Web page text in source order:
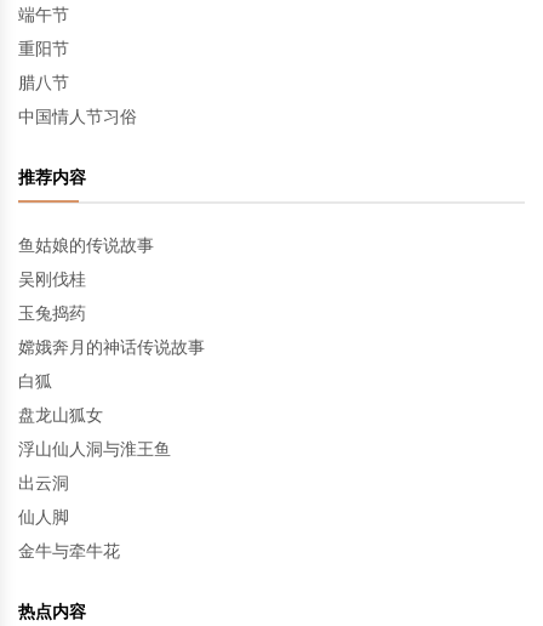
端午节
重阳节
腊八节
中国情人节习俗
推荐内容
鱼姑娘的传说故事
吴刚伐桂
玉兔捣药
嫦娥奔月的神话传说故事
白狐
盘龙山狐女
浮山仙人洞与淮王鱼
出云洞
仙人脚
金牛与牵牛花
热点内容